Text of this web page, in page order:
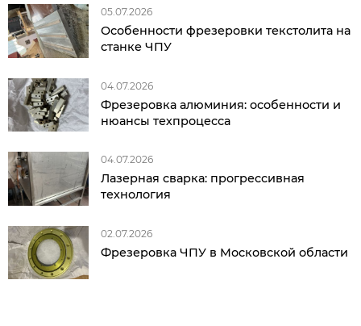
05.07.2026
Особенности фрезеровки текстолита на
станке ЧПУ
04.07.2026
Фрезеровка алюминия: особенности и
нюансы техпроцесса
04.07.2026
Лазерная сварка: прогрессивная
технология
02.07.2026
Фрезеровка ЧПУ в Московской области